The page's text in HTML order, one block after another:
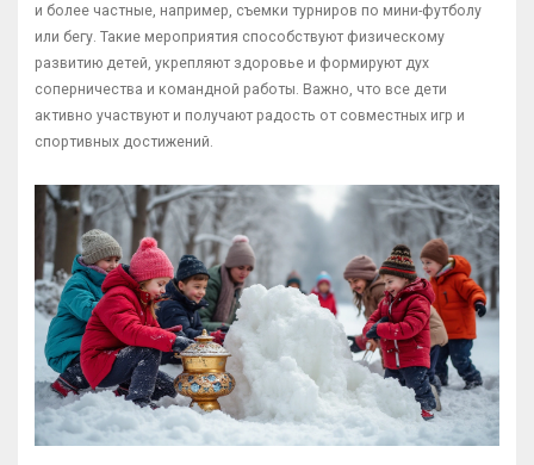
и более частные, например, съемки турниров по мини-футболу
или бегу. Такие мероприятия способствуют физическому
развитию детей, укрепляют здоровье и формируют дух
соперничества и командной работы. Важно, что все дети
активно участвуют и получают радость от совместных игр и
спортивных достижений.